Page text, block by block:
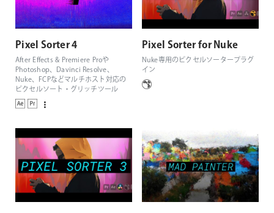
Pixel Sorter 4
After Effects & Premiere Proや
Photoshop、Davinci Resolve、
Nuke、FCPなどマルチホスト対応の
ピクセルソート・グリッチツール
Pixel Sorter for Nuke
Nuke専用のピクセルソータープラグ
イン